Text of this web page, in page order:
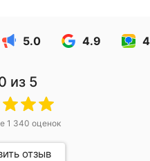
5.0 4.9
из 5
1 340 оценок
отзыв